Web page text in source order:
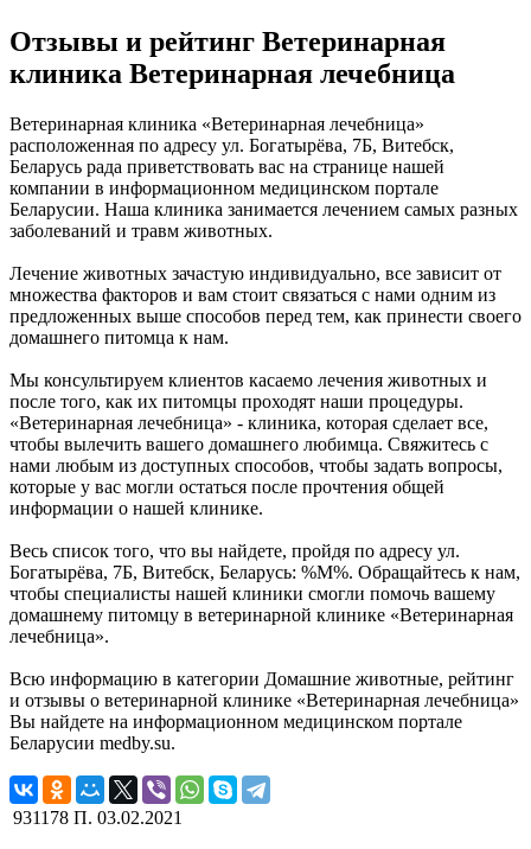
Отзывы и рейтинг Ветеринарная
клиника Ветеринарная лечебница
Ветеринарная клиника «Ветеринарная лечебница»
расположенная по адресу ул. Богатырёва, 7Б, Витебск,
Беларусь рада приветствовать вас на странице нашей
компании в информационном медицинском портале
Беларусии. Наша клиника занимается лечением самых разных
заболеваний и травм животных.
Лечение животных зачастую индивидуально, все зависит от
множества факторов и вам стоит связаться с нами одним из
предложенных выше способов перед тем, как принести своего
домашнего питомца к нам.
Мы консультируем клиентов касаемо лечения животных и
после того, как их питомцы проходят наши процедуры.
«Ветеринарная лечебница» - клиника, которая сделает все,
чтобы вылечить вашего домашнего любимца. Свяжитесь с
нами любым из доступных способов, чтобы задать вопросы,
которые у вас могли остаться после прочтения общей
информации о нашей клинике.
Весь список того, что вы найдете, пройдя по адресу ул.
Богатырёва, 7Б, Витебск, Беларусь: %М%. Обращайтесь к нам,
чтобы специалисты нашей клиники смогли помочь вашему
домашнему питомцу в ветеринарной клинике «Ветеринарная
лечебница».
Всю информацию в категории Домашние животные, рейтинг
и отзывы о ветеринарной клинике «Ветеринарная лечебница»
Вы найдете на информационном медицинском портале
Беларусии medby.su.
931178 П. 03.02.2021